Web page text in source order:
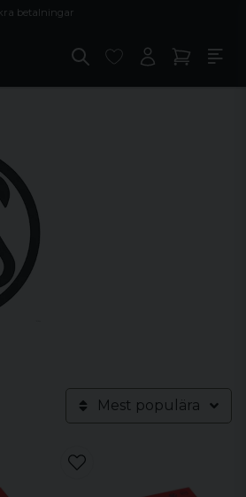
betalningar
Mest populära